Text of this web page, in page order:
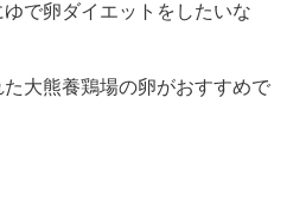
で卵ダイエットをしたいな
大熊養鶏場の卵がおすすめで